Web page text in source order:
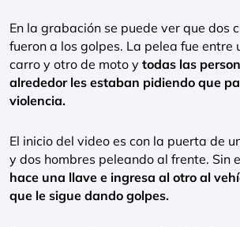
En la grabación se puede ver que dos
fueron a los golpes. La pelea fue entre
carro y otro de moto y todas las
alrededor les estaban pidiendo que
violencia.
El inicio del video es con la puerta de
y dos hombres peleando al frente. Sin
hace una llave e ingresa al otro al
que le sigue dando golpes.